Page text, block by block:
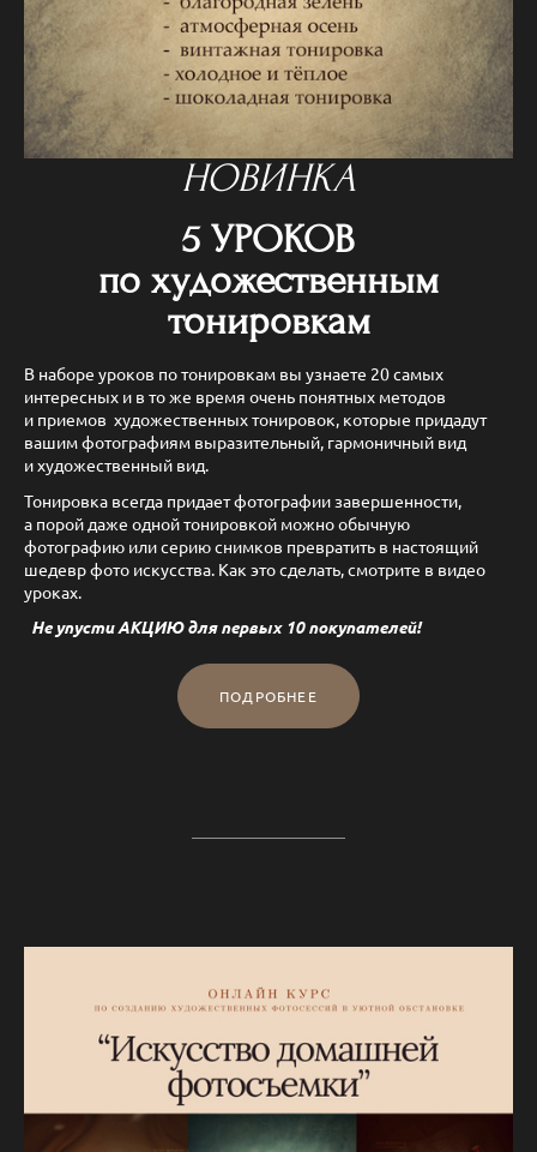
НОВИНКА
5 УРОКОВ
по художественным
тонировкам
В наборе уроков по тонировкам вы узнаете 20 самых
интересных и в то же время очень понятных методов
и приемов художественных тонировок, которые придадут
вашим фотографиям выразительный, гармоничный вид
и художественный вид.
Тонировка всегда придает фотографии завершенности,
а порой даже одной тонировкой можно обычную
фотографию или серию снимков превратить в настоящий
шедевр фото искусства. Как это сделать, смотрите в видео
уроках.
Не упусти АКЦИЮ для первых 10 покупателей!
ПОДРОБНЕЕ